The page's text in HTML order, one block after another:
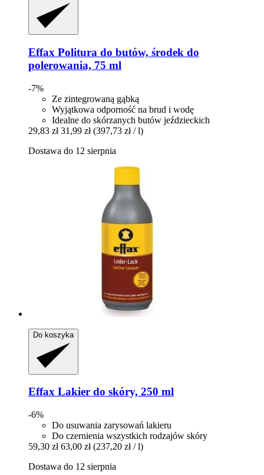
Effax Politura do butów, środek do
polerowania, 75 ml
-7%
Ze zintegrowaną gąbką
Wyjątkowa odporność na brud i wodę
Idealne do skórzanych butów jeździeckich
29,83 zł 31,99 zł (397,73 zł / l)
Dostawa do 12 sierpnia
Do koszyka
Effax Lakier do skóry, 250 ml
-6%
Do usuwania zarysowań lakieru
Do czernienia wszystkich rodzajów skóry
59,30 zł 63,00 zł (237,20 zł / l)
Dostawa do 12 sierpnia